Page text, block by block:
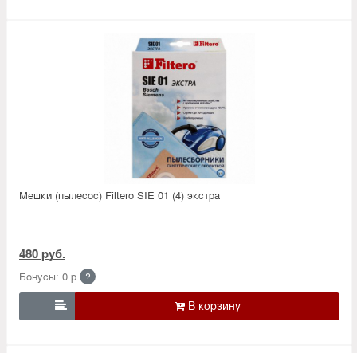
Мешки (пылесос) Filtero SIE 01 (4) экстра
480 руб.
Бонусы: 0 р. ?
